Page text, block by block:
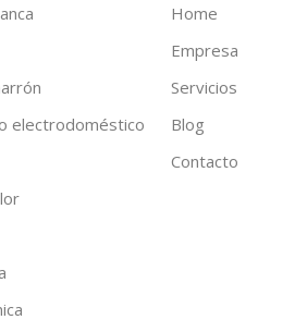
electrodoméstico
Home
Empresa
Servicios
Blog
Contacto